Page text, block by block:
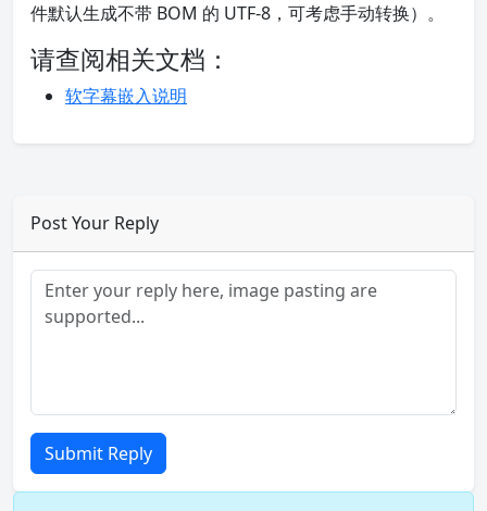
件默认生成不带 BOM 的 UTF-8，可考虑手动转换）。
请查阅相关文档：
软字幕嵌入说明
Post Your Reply
Submit Reply